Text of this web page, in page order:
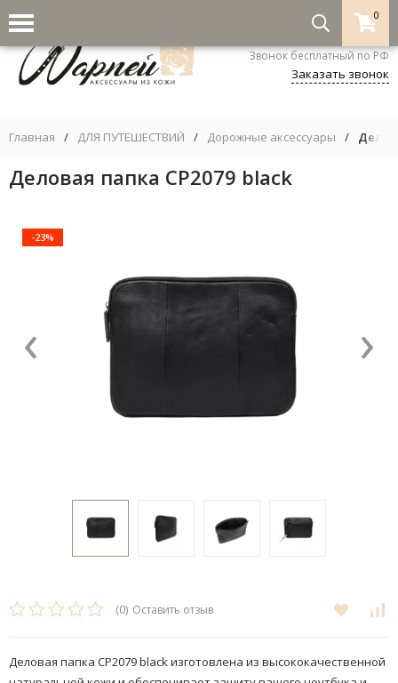
0
8-800-333-5530
Звонок бесплатный по РФ
Заказать звонок
Главная / ДЛЯ ПУТЕШЕСТВИЙ / Дорожные аксессуары /
Деловая папка CP2079 black
-23%
‹ ›
(0) Оставить отзыв
Деловая папка CP2079 black изготовлена из высококачественной